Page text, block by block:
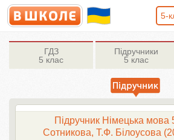
5-
ГДЗ
5 клас
Підручники
5 клас
Підручник Німецька мова
Сотникова, Т.Ф. Білоусова